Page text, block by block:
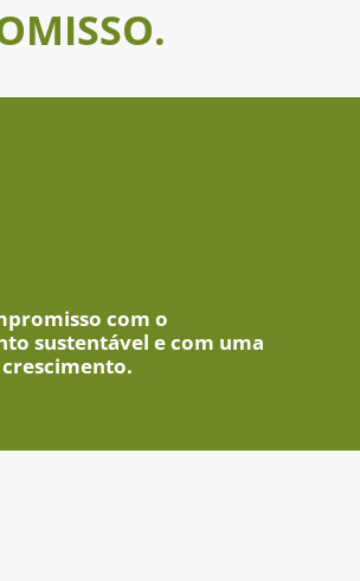
com o
sustentável e com uma